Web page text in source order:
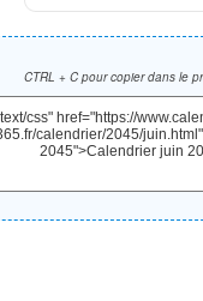
CTRL + C pour copier dans le